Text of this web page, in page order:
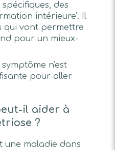
des
intérieure'. Il
qui vont permettre
pour un mieux-
n'est
pour aller
il aider à
?
une maladie dans